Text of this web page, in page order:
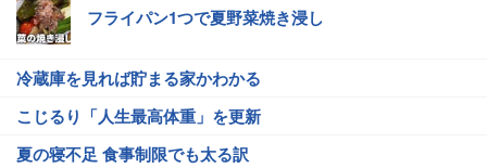
フライパン1つで夏野菜焼き浸し
冷蔵庫を見れば貯まる家かわかる
こじるり「人生最高体重」を更新
夏の寝不足 食事制限でも太る訳